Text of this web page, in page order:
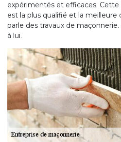
expérimentés et efficaces.
est la plus qualifié et la meilleure
parle des travaux de maçonnerie.
à lui.